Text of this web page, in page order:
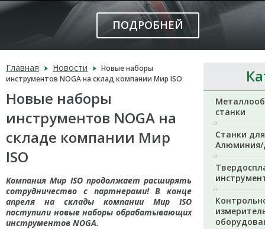
ПОДРОБНЕЙ
Главная Новости
Новые наборы
инструментов NOGA на склад компании Мир ISO
Новые наборы
инструментов NOGA на
складе компании Мир
ISO
Компания Мир ISO продолжает расширять
сотрудничество с партнерами! В конце
апреля на склады компании Мир ISO
поступили новые наборы обрабатывающих
инструментов NOGA.
станки
Станки
Алюминия/